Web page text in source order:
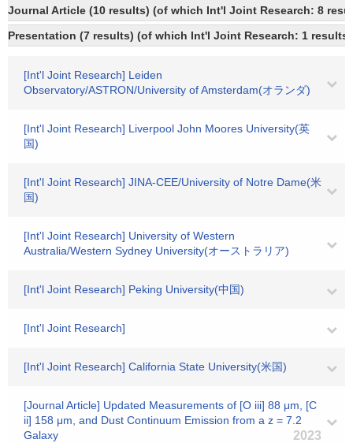
Journal Article (10 results) (of which Int'l Joint Research: 8
Presentation (7 results) (of which Int'l Joint Research: 1 results)
[Int'l Joint Research] Leiden
Observatory/ASTRON/University of Amsterdam(オランダ)
[Int'l Joint Research] Liverpool John Moores University(英
国)
[Int'l Joint Research] JINA-CEE/University of Notre Dame(米
国)
[Int'l Joint Research] University of Western
Australia/Western Sydney University(オーストラリア)
[Int'l Joint Research] Peking University(中国)
[Int'l Joint Research]
[Int'l Joint Research] California State University(米国)
[Journal Article] Updated Measurements of [O iii] 88 μm, [C
ii] 158 μm, and Dust Continuum Emission from a z = 7.2
Galaxy
2023